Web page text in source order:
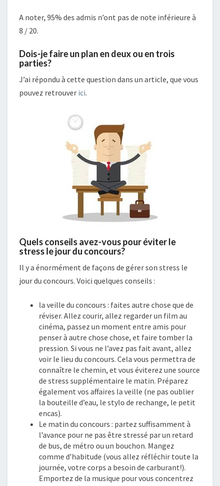
A noter, 95% des admis n’ont pas de note inférieure à
8 / 20.
Dois-je faire un plan en deux ou en trois
parties?
J’ai répondu à cette question dans un article, que vous
pouvez retrouver ici.
Quels conseils avez-vous pour éviter le
stress le jour du concours?
Il y a énormément de façons de gérer son stress le
jour du concours. Voici quelques conseils :
la veille du concours : faites autre chose que de
réviser. Allez courir, allez regarder un film au
cinéma, passez un moment entre amis pour
penser à autre chose chose, et faire tomber la
pression. Si vous ne l’avez pas fait avant, allez
voir le lieu du concours. Cela vous permettra de
connaître le chemin, et vous éviterez une source
de stress supplémentaire le matin. Préparez
également vos affaires la veille (ne pas oublier
la bouteille d’eau, le stylo de rechange, le petit
encas).
Le matin du concours : partez suffisamment à
l’avance pour ne pas être stressé par un retard
de bus, de métro ou un bouchon. Mangez
comme d’habitude (vous allez réfléchir toute la
journée, votre corps a besoin de carburant!).
Emportez de la musique pour vous concentrez